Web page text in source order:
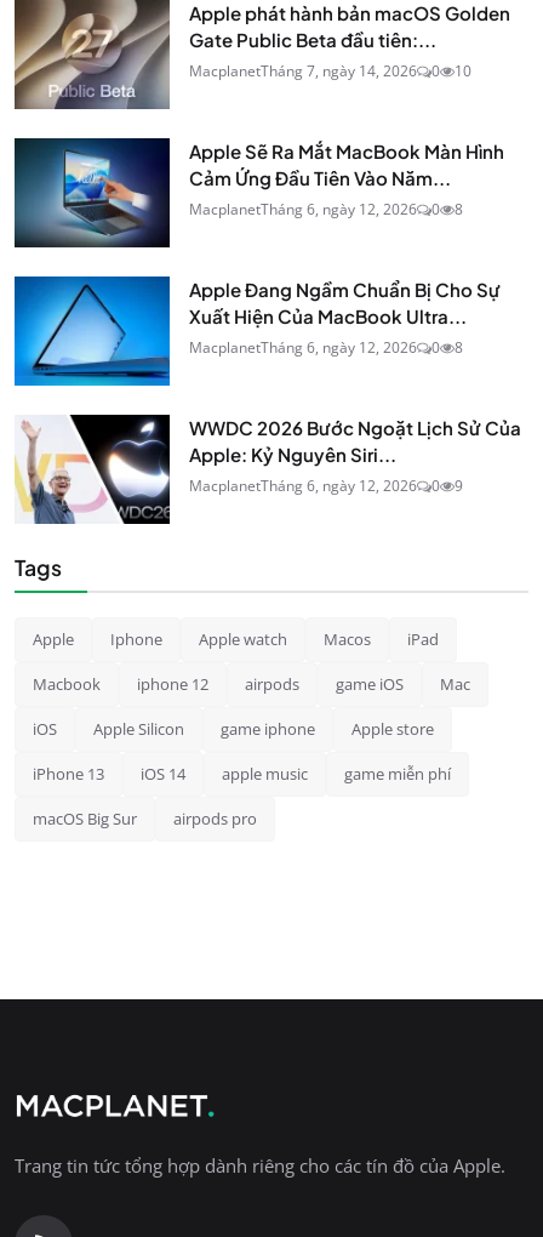
Apple phát hành bản macOS Golden
Gate Public Beta đầu tiên:...
MacplanetTháng 7, ngày 14, 2026 0 10
Apple Sẽ Ra Mắt MacBook Màn Hình
Cảm Ứng Đầu Tiên Vào Năm...
MacplanetTháng 6, ngày 12, 2026 0 8
Apple Đang Ngầm Chuẩn Bị Cho Sự
Xuất Hiện Của MacBook Ultra...
MacplanetTháng 6, ngày 12, 2026 0 8
WWDC 2026 Bước Ngoặt Lịch Sử Của
Apple: Kỷ Nguyên Siri...
MacplanetTháng 6, ngày 12, 2026 0 9
Tags
Apple Iphone Apple watch Macos iPad
Macbook iphone 12 airpods game iOS Mac
iOS Apple Silicon game iphone Apple store
iPhone 13 iOS 14 apple music game miễn phí
macOS Big Sur airpods pro
Trang tin tức tổng hợp dành riêng cho các tín đồ của Apple.